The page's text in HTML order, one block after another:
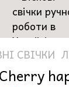
СВІЧКИ